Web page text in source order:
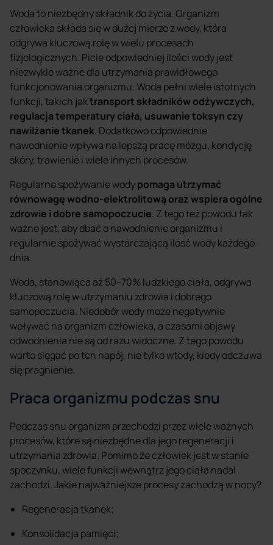
Woda to niezbędny składnik do życia. Organizm
człowieka składa się w dużej mierze z wody, która
odgrywa kluczową rolę w wielu procesach
fizjologicznych. Picie odpowiedniej ilości wody jest
niezwykle ważne dla utrzymania prawidłowego
funkcjonowania organizmu. Woda pełni wiele istotnych
funkcji, takich jaktransport składników odżywczych,
regulacja temperatury ciała, usuwanie toksyn czy
nawilżanie tkanek. Dodatkowo odpowiednie
nawodnienie wpływa na lepszą pracę mózgu, kondycję
skóry, trawienie i wiele innych procesów.
Regularne spożywanie wodypomaga utrzymać
równowagę wodno-elektrolitową oraz wspiera ogólne
zdrowie i dobre samopoczucie. Z tego też powodu tak
ważne jest, aby dbać o nawodnienie organizmu i
regularnie spożywać wystarczającą ilość wody każdego
dnia.
Woda, stanowiąca aż 50–70% ludzkiego ciała, odgrywa
kluczową rolę w utrzymaniu zdrowia i dobrego
samopoczucia. Niedobór wody może negatywnie
wpływać na organizm człowieka, a czasami objawy
odwodnienia nie są od razu widoczne. Z tego powodu
warto sięgać po ten napój, nie tylko wtedy, kiedy odczuwa
się pragnienie.
Praca organizmu podczas snu
Podczas snu organizm przechodzi przez wiele ważnych
procesów, które są niezbędne dla jego regeneracji i
utrzymania zdrowia. Pomimo że człowiek jest w stanie
spoczynku, wiele funkcji wewnątrz jego ciała nadal
zachodzi. Jakie najważniejsze procesy zachodzą w nocy?
Regeneracja tkanek;
Konsolidacja pamięci;